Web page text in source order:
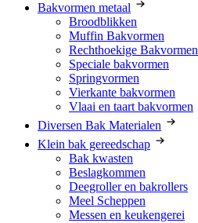
Bakvormen metaal
Broodblikken
Muffin Bakvormen
Rechthoekige Bakvormen
Speciale bakvormen
Springvormen
Vierkante bakvormen
Vlaai en taart bakvormen
Diversen Bak Materialen
Klein bak gereedschap
Bak kwasten
Beslagkommen
Deegroller en bakrollers
Meel Scheppen
Messen en keukengerei